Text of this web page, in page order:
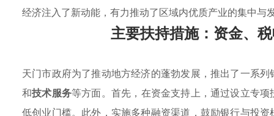
经济注入了新动能，有力推动了区域内优质产业的集中与
主要扶持措施：资金、
天门市政府为了推动地方经济的蓬勃发展，推出了一系
和技术服务等方面。首先，在资金支持上，通过设立专
低创业门槛。此外，实施多种融资渠道，鼓励银行与投